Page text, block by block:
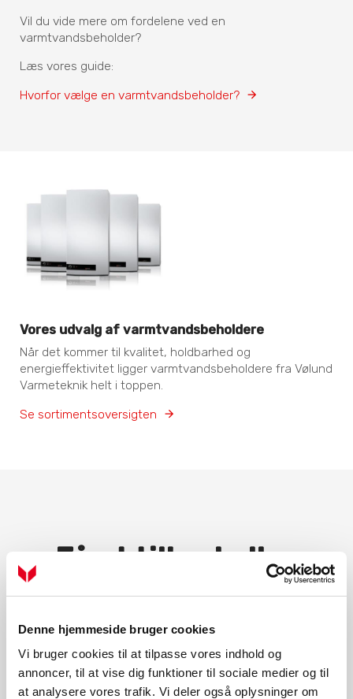
Denne hjemmeside bruger cookies
Vi bruger cookies til at tilpasse vores indhold og
annoncer, til at vise dig funktioner til sociale medier og til
at analysere vores trafik. Vi deler også oplysninger om
Vil du vide mere om fordelene ved en
varmtvandsbeholder?
Læs vores guide:
Hvorfor vælge en varmtvandsbeholder?
Vores udvalg af varmtvandsbeholdere
Når det kommer til kvalitet, holdbarhed og
energieffektivitet ligger varmtvandsbeholdere fra Vølund
Varmeteknik helt i toppen.
Se sortimentsoversigten
Få et tilbud eller
rådgivning fra din
lokale Vølund-
specialist